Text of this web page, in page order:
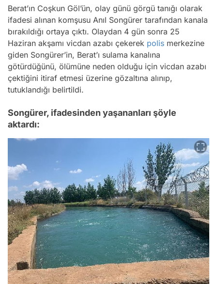
Berat’ın Coşkun Göl’ün, olay günü görgü tanığı olarak
ifadesi alınan komşusu Anıl Songürer tarafından kanala
bırakıldığı ortaya çıktı. Olaydan 4 gün sonra 25
Haziran akşamı vicdan azabı çekerek polis merkezine
giden Songürer’in, Berat’ı sulama kanalına
götürdüğünü, ölümüne neden olduğu için vicdan azabı
çektiğini itiraf etmesi üzerine gözaltına alınıp,
tutuklandığı belirtildi.
Songürer, ifadesinden yaşananları şöyle
aktardı: